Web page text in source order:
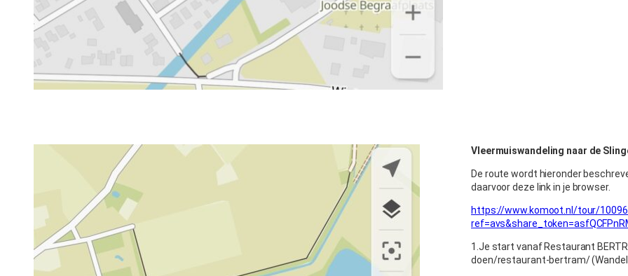
Vleermuiswandeling naar de
De route wordt hieronder
daarvoor deze link in je browser.
https://www.komoot.nl/tour/
1.Je start vanaf Restaurant
doen/restaurant-bertram/